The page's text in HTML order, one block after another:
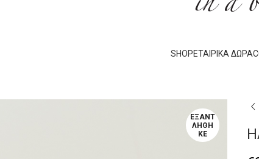
SHOPΕΤΑΙΡΙΚΆ ΔΏΡΑ
ΕΞΑΝΤ
ΛΉΘΗ
ΚΕ